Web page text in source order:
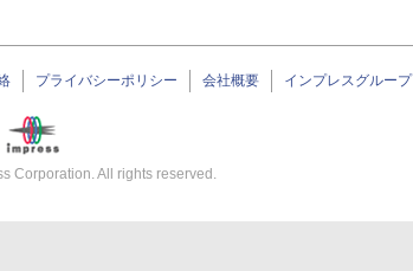
プライバシーポリシー 会社概要 インプレスグループ
Corporation. All rights reserved.